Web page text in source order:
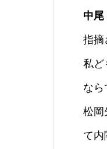
中尾
指摘
私ど
なら
松岡
て内